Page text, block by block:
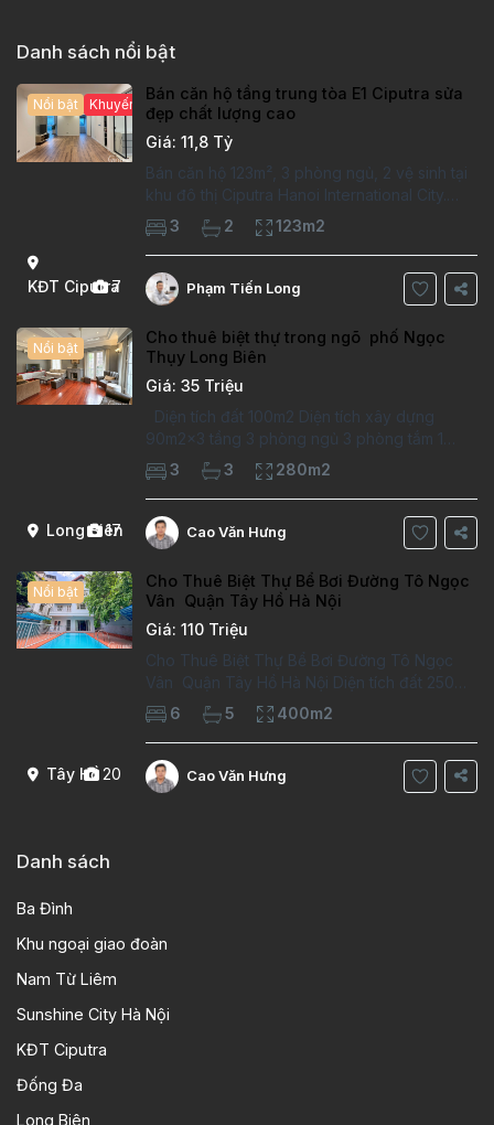
Danh sách nổi bật
KĐT Ciputra
7
Nổi bật Khuyến mại hấp dẫn
Bán căn hộ tầng trung tòa E1 Ciputra sửa
đẹp chất lượng cao
Giá: 11,8 Tỷ
Bán căn hộ 123m², 3 phòng ngủ, 2 vệ sinh tại
khu đô thị Ciputra Hanoi International City.
Căn hộ đã sửa mới kỹ, chất lượng cao, sàn
gỗ, bếp hiện đại, không gian thoáng sáng.
Thông tin căn hộ: Diện tích:
3 2 123m2
Phạm Tiến Long
Long Biên
17
Nổi bật
Cho thuê biệt thự trong ngõ phố Ngọc
Thụy Long Biên
Giá: 35 Triệu
Diện tích đất 100m2 Diện tích xây dựng
90m2x3 tầng 3 phòng ngủ 3 phòng tắm 1
phòng làm việc Vị trí ý tưởng 10 phút đi bộ tới
trường việt pháp Ngôi nhà được thiết kế theo
kiểu phát cổ,trong khu dân
3 3 280m2
Cao Văn Hưng
Tây Hồ20
Nổi bật
Cho Thuê Biệt Thự Bể Bơi Đường Tô Ngọc
Vân Quận Tây Hồ Hà Nội
Giá: 110 Triệu
Cho Thuê Biệt Thự Bể Bơi Đường Tô Ngọc
Vân Quận Tây Hồ Hà Nội Diện tích đất 250m2
Diện tích xây dựng 100m2 Xây 4 tầng, 6
phòng ngủ 5 phòng tắm Tầng 1, , phòng
khách , phòng bếp-1wc Tầng 2, 2 phòng
6 5 400m2
Cao Văn Hưng
Danh sách
Ba Đình
Khu ngoại giao đoàn
Nam Từ Liêm
Sunshine City Hà Nội
KĐT Ciputra
Đống Đa
Long Biên